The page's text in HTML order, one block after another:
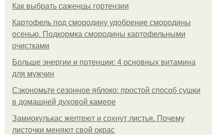
Как выбрать саженцы гортензии
Картофель под смородину удобрение смородины
осенью. Подкормка смородины картофельными
очистками
Больше энергии и потенции: 4 основных витамина
для мужчин
Сэкономьте сезонное яблоко: простой способ сушки
в домашней духовой камере
Замиокулькас желтеют и сохнут листья. Почему
листочки меняют свой окрас